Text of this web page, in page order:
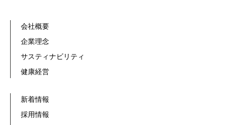
会社概要
企業理念
サスティナビリティ
健康経営
新着情報
採用情報